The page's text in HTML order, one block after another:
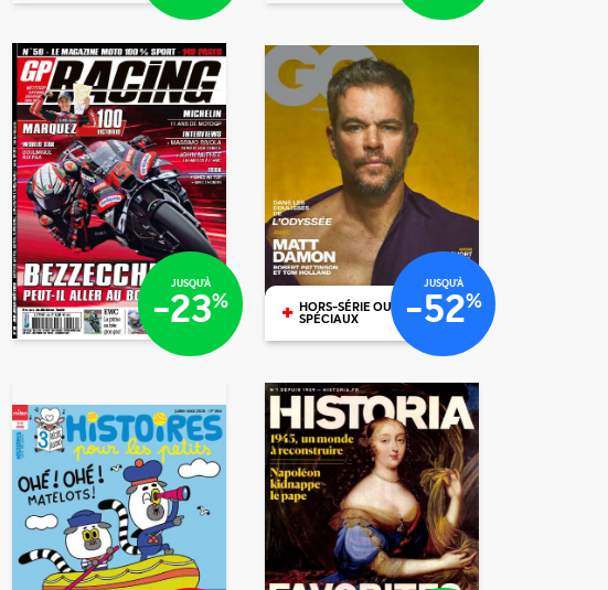
JUSQU'À
-23%
€26
/mois
€97 /mois
+ HORS-SÉRIE OU N°
SPÉCIAUX
JUSQU'À
-52%
€96
€00
€20
€15